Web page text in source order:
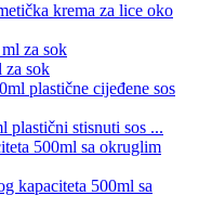
krema za lice oko
za sok
plastični stisnuti sos ...
kapaciteta 500ml sa